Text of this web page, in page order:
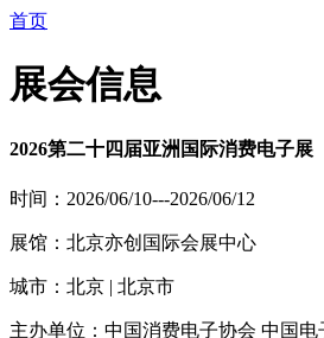
首页
展会信息
2026第二十四届亚洲国际消费电子展
时间：2026/06/10---2026/06/12
展馆：北京亦创国际会展中心
城市：北京 | 北京市
主办单位：中国消费电子协会 中国